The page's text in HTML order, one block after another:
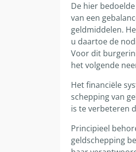
De hier
van een
geldmiddelen.
u daartoe de
Voor dit
het volgende
Het financiële
schepping van
is te verbeteren
Principieel
geldschepping